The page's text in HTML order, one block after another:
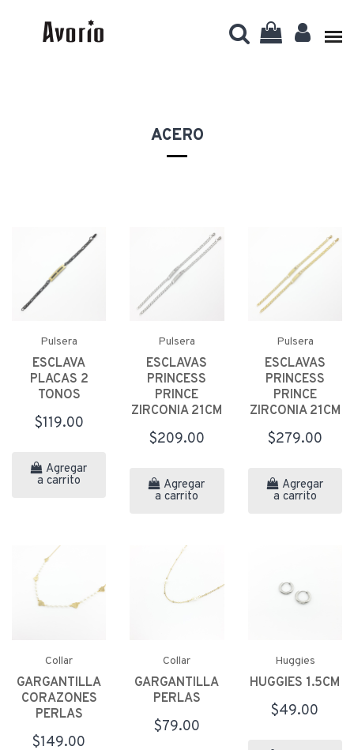
ACERO
Pulsera
ESCLAVA
PLACAS 2
TONOS
$119.00
Agregar
a carrito
Pulsera
ESCLAVAS
PRINCESS
PRINCE
ZIRCONIA 21CM
$209.00
Agregar
a carrito
Pulsera
ESCLAVAS
PRINCESS
PRINCE
ZIRCONIA 21CM
$279.00
Agregar
a carrito
Collar
GARGANTILLA
CORAZONES
PERLAS
$149.00
Collar
GARGANTILLA
PERLAS
$79.00
Huggies
HUGGIES 1.5CM
$49.00